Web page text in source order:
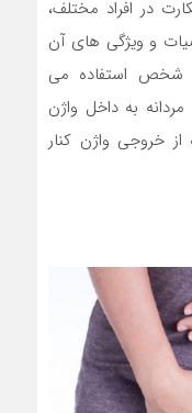
در افراد مختلف،
و ویژگی های آن
شخص استفاده می
به داخل واژن
خروجی واژن کنار